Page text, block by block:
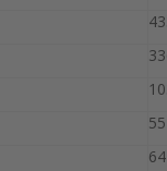
64